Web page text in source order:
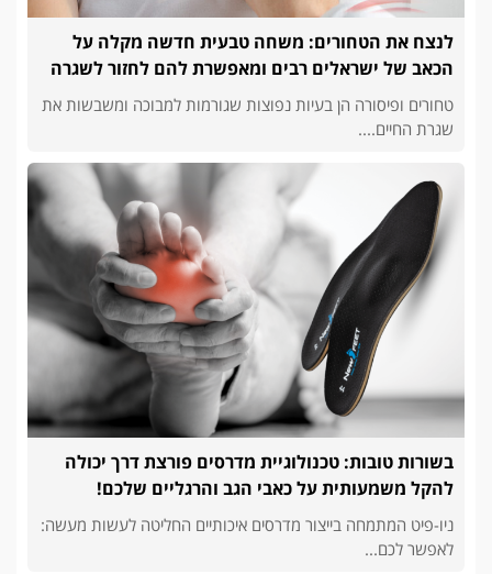
לנצח את הטחורים: משחה טבעית חדשה מקלה על
הכאב של ישראלים רבים ומאפשרת להם לחזור לשגרה
טחורים ופיסורה הן בעיות נפוצות שגורמות למבוכה ומשבשות את
שגרת החיים....
בשורות טובות: טכנולוגיית מדרסים פורצת דרך יכולה
להקל משמעותית על כאבי הגב והרגליים שלכם!
ניו-פיט המתמחה בייצור מדרסים איכותיים החליטה לעשות מעשה:
לאפשר לכם...